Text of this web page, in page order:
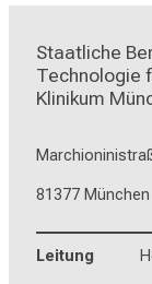
Staatliche
Technologie
Klinikum
81377 München
Leitung